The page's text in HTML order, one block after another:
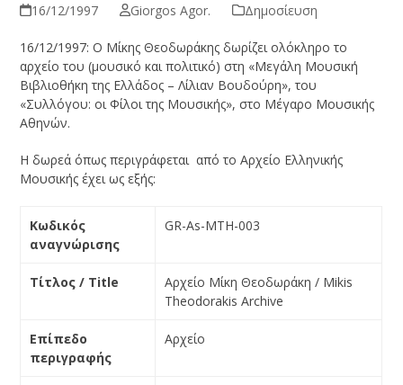
16/12/1997 Giorgos Agor. Δημοσίευση
16/12/1997: Ο Μίκης Θεοδωράκης δωρίζει ολόκληρο το
αρχείο του (μουσικό και πολιτικό) στη «Μεγάλη Μουσική
Βιβλιο­θήκη της Ελλάδος – Λίλιαν Βουδούρη», του
«Συλλόγου: οι Φίλοι της Μουσι­κής», στο Μέγαρο Μουσικής
Αθηνών.
Η δωρεά όπως περιγράφεται από το Αρχείο Ελληνικής
Μουσικής έχει ως εξής:
Κωδικός
αναγνώρισης
GR-As-MTH-003
Τίτλος / Title
Αρχείο Μίκη Θεοδωράκη / Mikis
Theodorakis Archive
Επίπεδο
περιγραφής
Αρχείο